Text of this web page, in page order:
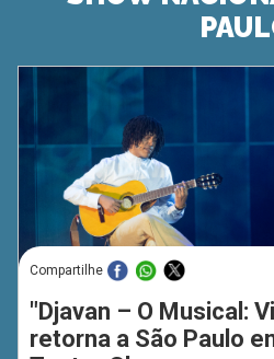
Compartilhe
"Djavan – O Musical:
retorna a São Paulo